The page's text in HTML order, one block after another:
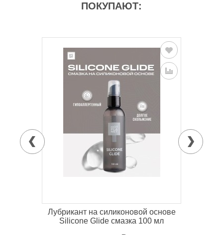
ПОКУПАЮТ:
Лубрикант на силиконовой основе
Silicone Glide смазка 100 мл